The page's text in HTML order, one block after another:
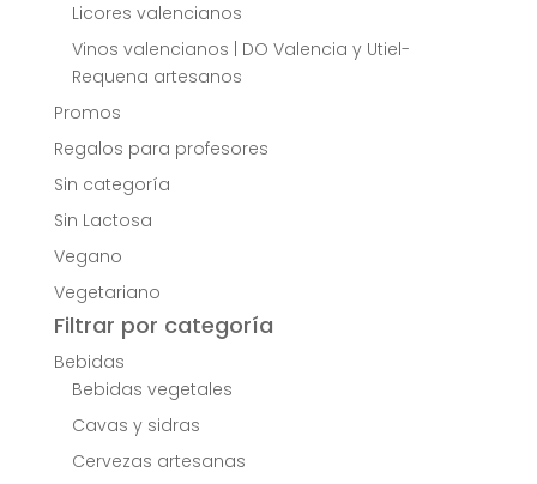
Licores valencianos
Vinos valencianos | DO Valencia y Utiel-
Requena artesanos
Promos
Regalos para profesores
Sin categoría
Sin Lactosa
Vegano
Vegetariano
Filtrar por categoría
Bebidas
Bebidas vegetales
Cavas y sidras
Cervezas artesanas